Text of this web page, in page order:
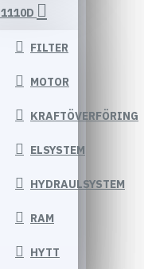
1110D
FILTER
MOTOR
KRAFTÖVERFÖRING
ELSYSTEM
HYDRAULSYSTEM
RAM
HYTT